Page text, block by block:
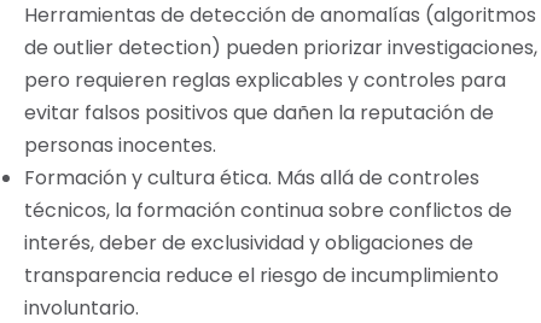
Herramientas de detección de anomalías (algoritmos
de outlier detection) pueden priorizar investigaciones,
pero requieren reglas explicables y controles para
evitar falsos positivos que dañen la reputación de
personas inocentes.
Formación y cultura ética. Más allá de controles
técnicos, la formación continua sobre conflictos de
interés, deber de exclusividad y obligaciones de
transparencia reduce el riesgo de incumplimiento
involuntario.